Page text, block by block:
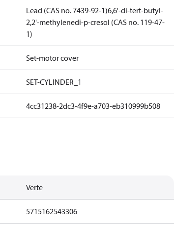
Lead (CAS no. 7439-92-1)6,6'-di-tert-butyl-
2,2'-methylenedi-p-cresol (CAS no. 119-47-
1)
Set-motor cover
SET-CYLINDER_1
4cc31238-2dc3-4f9e-a703-eb310999b508
Vertė
5715162543306